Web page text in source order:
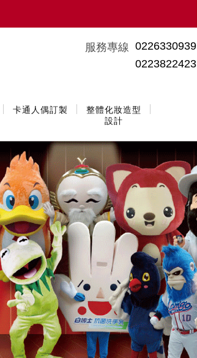
服務專線 0226330939
0223822423
卡通人偶訂製
整體化妝造型
設計